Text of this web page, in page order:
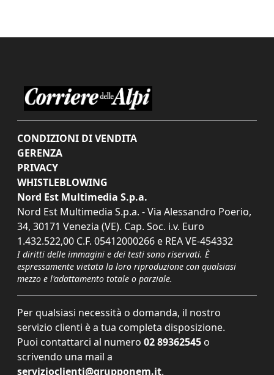
CONDIZIONI DI VENDITA
GERENZA
PRIVACY
WHISTLEBLOWING
Nord Est Multimedia S.p.a.
Nord Est Multimedia S.p.a. - Via Alessandro Poerio,
34, 30171 Venezia (VE). Cap. Soc. i.v. Euro
1.432.522,00 C.F. 05412000266 e REA VE-454332
I diritti delle immagini e dei testi sono riservati. È
espressamente vietata la loro riproduzione con qualsiasi
mezzo e l'adattamento totale o parziale.
Per qualsiasi necessità o domanda, il nostro
servizio clienti è a tua completa disposizione.
Puoi contattarci al numero 02 89362545 o
scrivendo una mail a
servizioclienti@grupponem.it.